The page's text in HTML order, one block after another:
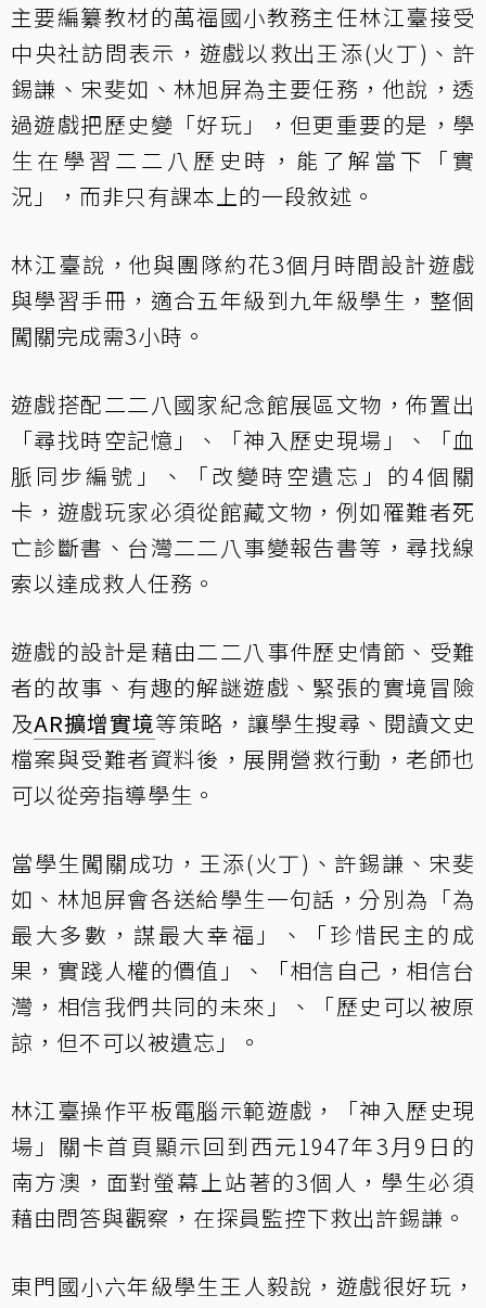
主要編纂教材的萬福國小教務主任林江臺接受
中央社訪問表示，遊戲以救出王添(火丁)、許
錫謙、宋斐如、林旭屏為主要任務，他說，透
過遊戲把歷史變「好玩」，但更重要的是，學
生在學習二二八歷史時，能了解當下「實
況」，而非只有課本上的一段敘述。
林江臺說，他與團隊約花3個月時間設計遊戲
與學習手冊，適合五年級到九年級學生，整個
闖關完成需3小時。
遊戲搭配二二八國家紀念館展區文物，佈置出
「尋找時空記憶」、「神入歷史現場」、「血
脈同步編號」、「改變時空遺忘」的4個關
卡，遊戲玩家必須從館藏文物，例如罹難者死
亡診斷書、台灣二二八事變報告書等，尋找線
索以達成救人任務。
遊戲的設計是藉由二二八事件歷史情節、受難
者的故事、有趣的解謎遊戲、緊張的實境冒險
及AR擴增實境等策略，讓學生搜尋、閱讀文史
檔案與受難者資料後，展開營救行動，老師也
可以從旁指導學生。
當學生闖關成功，王添(火丁)、許錫謙、宋斐
如、林旭屏會各送給學生一句話，分別為「為
最大多數，謀最大幸福」、「珍惜民主的成
果，實踐人權的價值」、「相信自己，相信台
灣，相信我們共同的未來」、「歷史可以被原
諒，但不可以被遺忘」。
林江臺操作平板電腦示範遊戲，「神入歷史現
場」關卡首頁顯示回到西元1947年3月9日的
南方澳，面對螢幕上站著的3個人，學生必須
藉由問答與觀察，在探員監控下救出許錫謙。
東門國小六年級學生王人毅說，遊戲很好玩，